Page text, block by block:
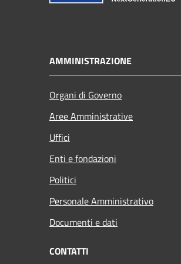
AMMINISTRAZIONE
Organi di Governo
Aree Amministrative
Uffici
Enti e fondazioni
Politici
Personale Amministrativo
Documenti e dati
CONTATTI